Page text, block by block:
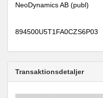
NeoDynamics AB (publ)
894500U5T1FA0CZS6P03
Transaktionsdetaljer